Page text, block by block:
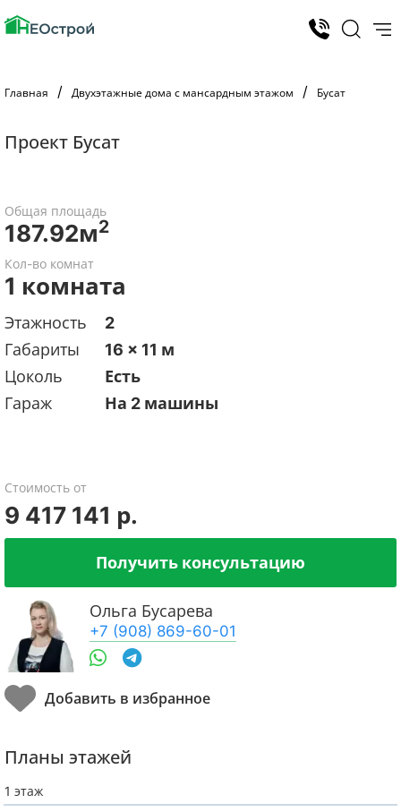
Главная Двухэтажные дома с мансардным этажом Бусат
Проект Бусат
Общая площадь
187.92м2
Кол-во комнат
1 комната
Этажность
2
Габариты
16 x 11 м
Цоколь
Есть
Гараж
На 2 машины
Стоимость от
9 417 141 р.
Получить консультацию
Ольга Бусарева
+7 (908) 869-60-01
Планы этажей
1 этаж